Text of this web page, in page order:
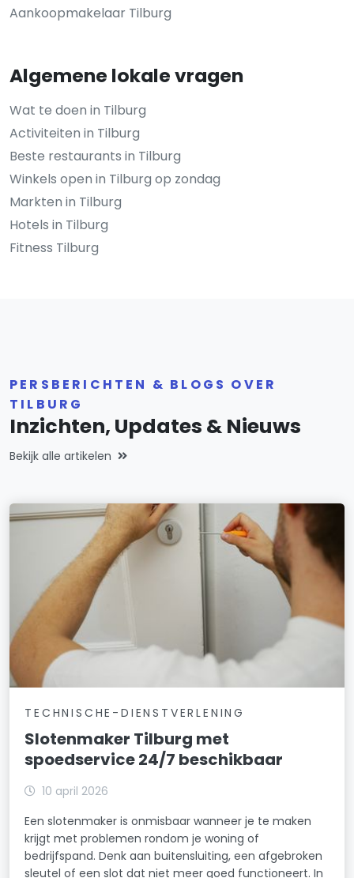
Aankoopmakelaar Tilburg
Algemene lokale vragen
Wat te doen in Tilburg
Activiteiten in Tilburg
Beste restaurants in Tilburg
Winkels open in Tilburg op zondag
Markten in Tilburg
Hotels in Tilburg
Fitness Tilburg
PERSBERICHTEN & BLOGS OVER
TILBURG
Inzichten, Updates & Nieuws
Bekijk alle artikelen
TECHNISCHE-DIENSTVERLENING
Slotenmaker Tilburg met
spoedservice 24/7 beschikbaar
10 april 2026
Een slotenmaker is onmisbaar wanneer je te maken
krijgt met problemen rondom je woning of
bedrijfspand. Denk aan buitensluiting, een afgebroken
sleutel of een slot dat niet meer goed functioneert. In